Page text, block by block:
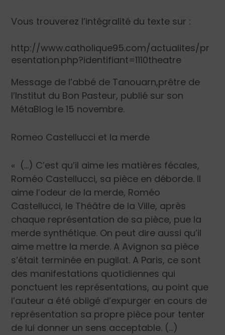
Vous trouverez l’intégralité du texte sur :
http://www.catholique95.com/actualites/pr
esentation.php?identifiant=1110theatre
Message de l’abbé de Tanouarn,prêtre de
l’Institut du Bon Pasteur, publié sur son
MétaBlog le 15 novembre.
Romeo Castellucci et la merde
« (…) C’est qu’il aime les matières fécales,
Roméo Castellucci, sa pièce en déborde. Il
aime l’odeur de la merde, Roméo
Castellucci, le Théâtre de la Ville, après
chaque représentation de sa pièce, pue la
merde synthétique. On peut dire aussi qu’il
aime mettre la merde. A Avignon sa pièce
s’était terminée en pugilat. A Paris, ce sont
des manifestations quotidiennes qui
ponctuent les représentations, au point que
l’auteur a été obligé d’expurger en cours de
représentation sa propre pièce pour tenter
de lui donner un sens acceptable. (…)